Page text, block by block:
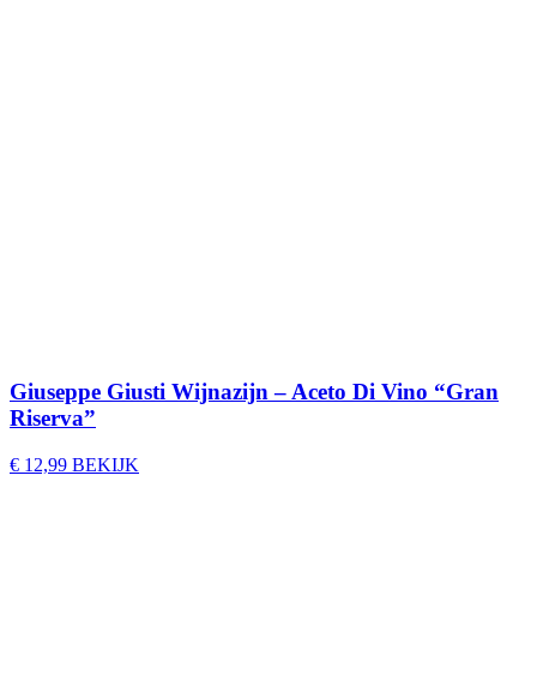
Giuseppe Giusti Wijnazijn – Aceto Di Vino “Gran
Riserva”
€ 12,99 BEKIJK